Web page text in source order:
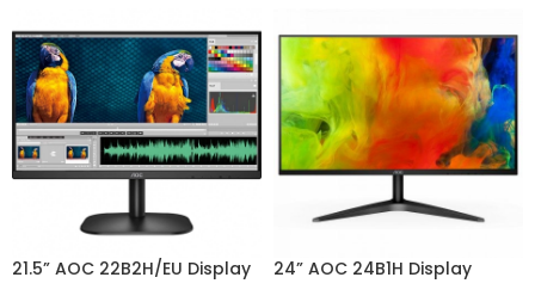
21.5” AOC 22B2H/EU Display 24” AOC 24B1H Display